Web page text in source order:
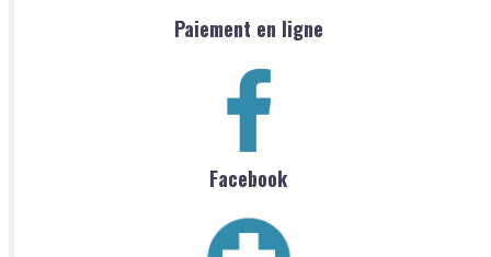
Paiement en ligne
Facebook